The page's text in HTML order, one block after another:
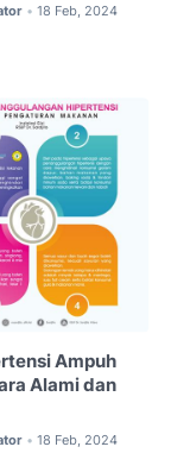
• 18 Feb, 2024
Ampuh
Alami dan
• 18 Feb, 2024